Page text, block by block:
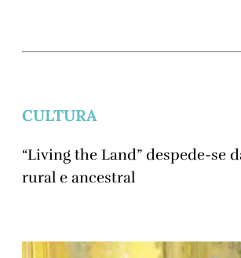
CULTURA
“Living the Land” despede-se
rural e ancestral